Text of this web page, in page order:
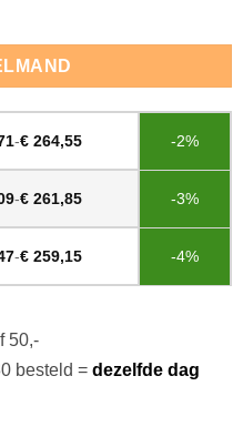
-€264,55 -2%
-€261,85 -3%
-€259,15 -4%
50,-
besteld = dezelfde dag